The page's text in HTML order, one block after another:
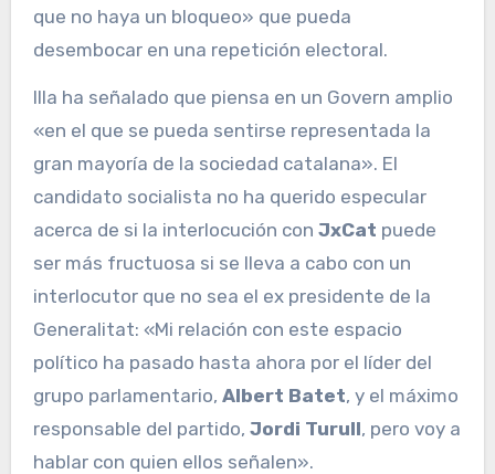
que no haya un bloqueo» que pueda
desembocar en una repetición electoral.
Illa ha señalado que piensa en un Govern amplio
«en el que se pueda sentirse representada la
gran mayoría de la sociedad catalana». El
candidato socialista no ha querido especular
acerca de si la interlocución con JxCat puede
ser más fructuosa si se lleva a cabo con un
interlocutor que no sea el ex presidente de la
Generalitat: «Mi relación con este espacio
político ha pasado hasta ahora por el líder del
grupo parlamentario, Albert Batet, y el máximo
responsable del partido, Jordi Turull, pero voy a
hablar con quien ellos señalen».